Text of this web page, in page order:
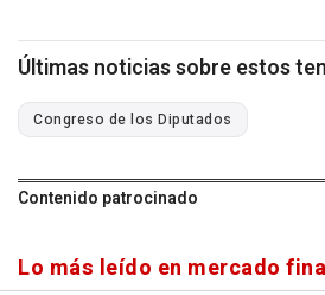
Últimas noticias sobre estos
Congreso de los Diputados
Contenido patrocinado
Lo más leído en mercado